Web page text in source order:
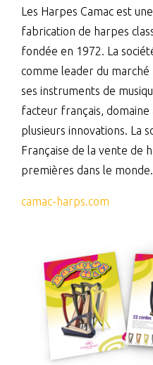
Les Harpes Camac est
fabrication de harpes
fondée en 1972. La
comme leader du
ses instruments de
facteur français,
plusieurs innovations. La
Française de la vente de
premières dans le monde.
camac-harps.com